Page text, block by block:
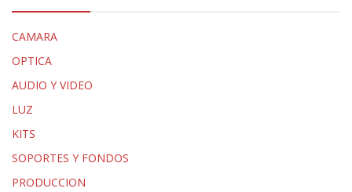
CAMARA
OPTICA
AUDIO Y VIDEO
LUZ
KITS
SOPORTES Y FONDOS
PRODUCCION